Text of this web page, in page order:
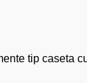
tip caseta